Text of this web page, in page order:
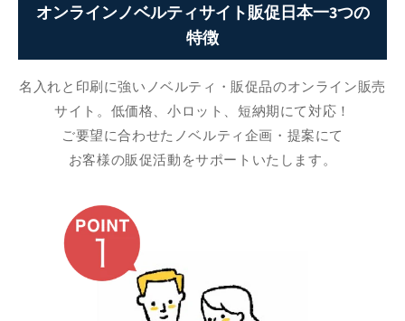
オンラインノベルティサイト販促日本一3つの
特徴
名入れと印刷に強いノベルティ・販促品のオンライン販売
サイト。低価格、小ロット、短納期にて対応！
ご要望に合わせたノベルティ企画・提案にて
お客様の販促活動をサポートいたします。